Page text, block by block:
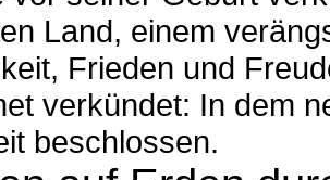
Land, einem
Frieden und
verkündet: In dem
beschlossen.